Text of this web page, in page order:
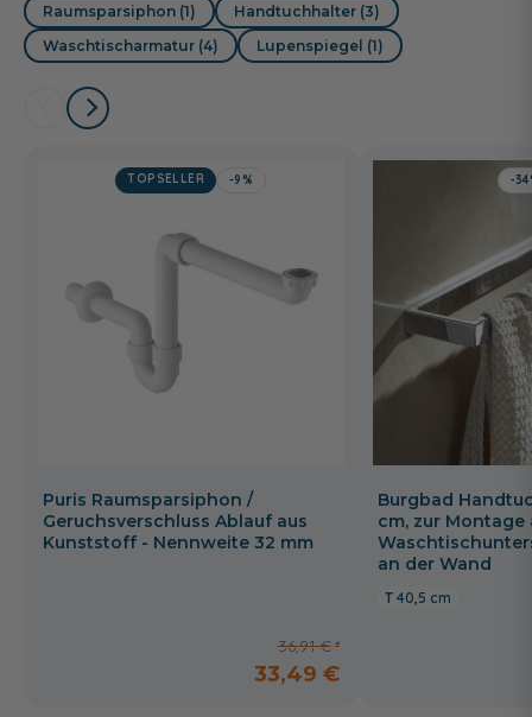
Raumsparsiphon (1)
Handtuchhalter (3)
Waschtischarmatur (4)
Lupenspiegel (1)
TOPSELLER -9%
Puris Raumsparsiphon /
Geruchsverschluss Ablauf aus
Kunststoff - Nennweite 32 mm
36,91 €
33,49 €
-
Burgbad
cm, zur Montage
an der Wand
40,5 cm